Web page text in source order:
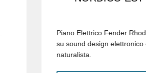
Piano Elettrico Fender
su sound design elettronico
naturalista.